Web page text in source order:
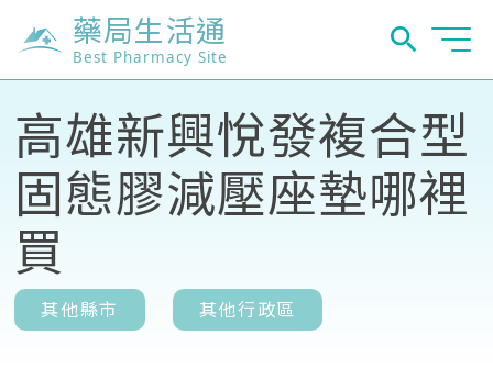
藥局生活通
Best Pharmacy Site
高雄新興悅發複合型
固態膠減壓座墊哪裡
買
其他縣市 其他行政區